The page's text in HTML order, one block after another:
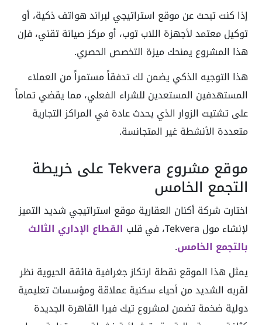
إذا كنت تبحث عن موقع استراتيجي لبراند هواتف ذكية، أو
توكيل معتمد لأجهزة اللاب توب، أو مركز صيانة تقني، فإن
هذا المشروع يمنحك ميزة التخصص الحصري.
هذا التوجيه الذكي يضمن لك تدفقاً مستمراً من العملاء
المستهدفين المستعدين للشراء الفعلي، مما يقضي تماماً
على تشتيت الزوار الذي يحدث عادة في المراكز التجارية
متعددة الأنشطة غير المتجانسة.
موقع مشروع Tekvera على خريطة
التجمع الخامس
اختارت شركة أكنان العقارية موقع استراتيجي شديد التميز
لإنشاء مول Tekvera، في قلب
القطاع الإداري الثالث
بالتجمع الخامس.
يمثل هذا الموقع نقطة ارتكاز جغرافية فائقة الحيوية نظر
لقربه الشديد من أحياء سكنية عملاقة ومؤسسات تعليمية
دولية ضخمة تضمن لمشروع تيك فيرا القاهرة الجديدة